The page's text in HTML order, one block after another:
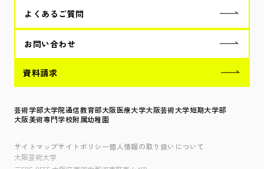
よくあるご質問
お問い合わせ
資料請求
芸術学部大学院通信教育部大阪医療大学大阪芸術大学短期大学部
大阪美術専門学校附属幼稚園
サイトマップサイトポリシー個人情報の取り扱いについて
大阪芸術大学